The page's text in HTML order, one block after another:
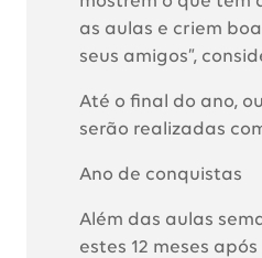
as aulas e criem
seus amigos”,
Até o final do ano,
serão realizadas
Ano de conquistas
Além das aulas
estes 12 meses